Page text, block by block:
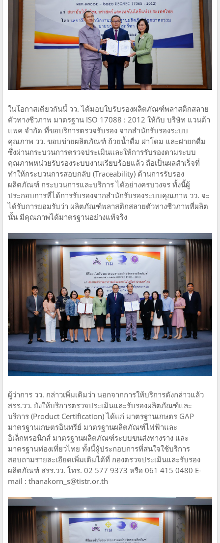
ในโอกาสเดียวกันนี้ วว. ได้มอบใบรับรองผลิตภัณฑ์พลาสติกสลาย
ตัวทางชีวภาพ มาตรฐาน ISO 17088 : 2012 ให้กับ บริษัท แวนด้า
แพค จำกัด ที่ขอบริการตรวจรับรอง จากสำนักรับรองระบบ
คุณภาพ วว. ขอบข่ายผลิตภัณฑ์ ถ้วยน้ำดื่ม ฝาโดม และฝายกดื่ม
ซึ่งผ่านกระบวนการตรวจประเมินและให้การรับรองตามระบบ
คุณภาพหน่วยรับรองระบบงานเรียบร้อยแล้ว ถือเป็นผลสำเร็จที่
ทำให้กระบวนการสอบกลับ (Traceability) ด้านการรับรอง
ผลิตภัณฑ์ กระบวนการและบริการ ได้อย่างครบวงจร ทั้งนี้ผู้
ประกอบการที่ได้การรับรองจากสำนักรับรองระบบคุณภาพ วว. จะ
ได้รับการยอมรับว่า ผลิตภัณฑ์พลาสติกสลายตัวทางชีวภาพที่ผลิต
นั้น มีคุณภาพได้มาตรฐานอย่างแท้จริง
ผู้ว่าการ วว. กล่าวเพิ่มเติมว่า นอกจากการให้บริการดังกล่าวแล้ว
สรร.วว. ยังให้บริการตรวจประเมินและรับรองผลิตภัณฑ์และ
บริการ (Product Certification) ได้แก่ มาตรฐานเกษตร GAP
มาตรฐานเกษตรอินทรีย์ มาตรฐานผลิตภัณฑ์ไฟฟ้าและ
อิเล็กทรอนิกส์ มาตรฐานผลิตภัณฑ์ระบบขนส่งทางราง และ
มาตรฐานท่องเที่ยวไทย ทั้งนี้ผู้ประกอบการที่สนใจใช้บริการ
สอบถามรายละเอียดเพิ่มเติมได้ที่ กองตรวจประเมินและรับรอง
ผลิตภัณฑ์ สรร.วว. โทร. 02 577 9373 หรือ 061 415 0480 E-
mail : thanakorn_s@tistr.or.th